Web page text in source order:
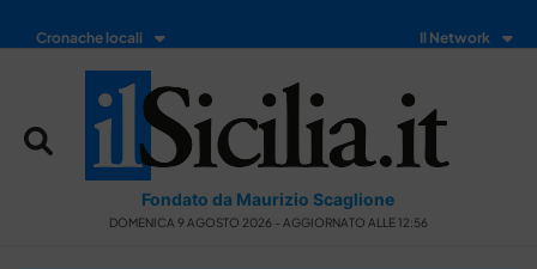
Cronache locali Il Network
Fondato da Maurizio Scaglione
DOMENICA 9 AGOSTO 2026 - AGGIORNATO ALLE 12:56